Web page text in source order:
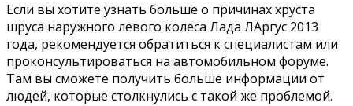
Если вы хотите узнать больше о причинах хруста
шруса наружного левого колеса Лада ЛАргус 2013
года, рекомендуется обратиться к специалистам или
проконсультироваться на автомобильном форуме.
Там вы сможете получить больше информации от
людей, которые столкнулись с такой же проблемой.